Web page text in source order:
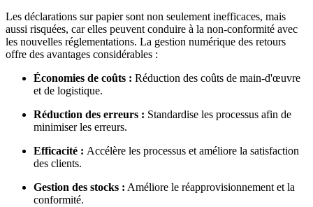
Les déclarations sur papier sont non seulement inefficaces, mais
aussi risquées, car elles peuvent conduire à la non-conformité avec
les nouvelles réglementations. La gestion numérique des retours
offre des avantages considérables :
Économies de coûts : Réduction des coûts de main-d'œuvre
et de logistique.
Réduction des erreurs : Standardise les processus afin de
minimiser les erreurs.
Efficacité : Accélère les processus et améliore la satisfaction
des clients.
Gestion des stocks : Améliore le réapprovisionnement et la
conformité.